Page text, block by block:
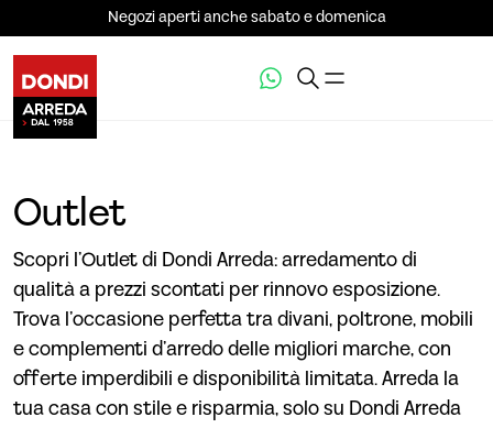
Negozi aperti anche sabato e domenica
Outlet
Scopri l’Outlet di Dondi Arreda: arredamento di
qualità a prezzi scontati per rinnovo esposizione.
Trova l’occasione perfetta tra divani, poltrone, mobili
e complementi d’arredo delle migliori marche, con
offerte imperdibili e disponibilità limitata. Arreda la
tua casa con stile e risparmia, solo su Dondi Arreda